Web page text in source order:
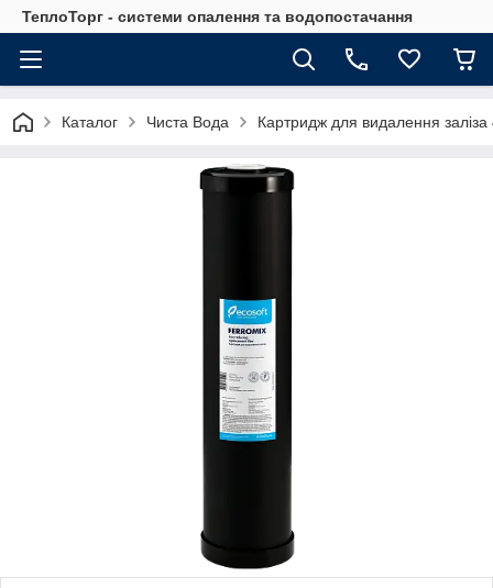
ТеплоТорг - системи опалення та водопостачання
Каталог Чиста Вода Картридж для видалення